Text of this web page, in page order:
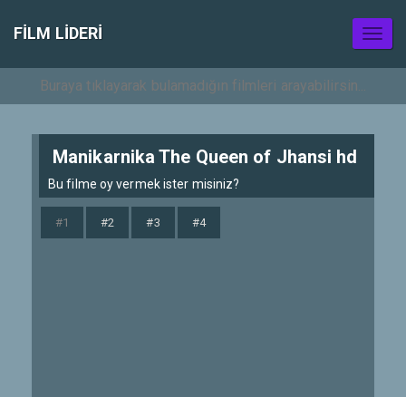
FILM LIDERI
Manikarnika The Queen of Jhansi hd
Bu filme oy vermek ister misiniz?
#1 #2 #3 #4